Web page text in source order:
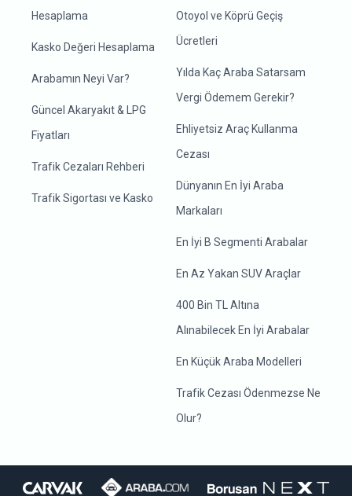
Hesaplama
Kasko Değeri Hesaplama
Arabamın Neyi Var?
Güncel Akaryakıt & LPG
Fiyatları
Trafik Cezaları Rehberi
Trafik Sigortası ve Kasko
Otoyol ve Köprü Geçiş
Ücretleri
Yılda Kaç Araba Satarsam
Vergi Ödemem Gerekir?
Ehliyetsiz Araç Kullanma
Cezası
Dünyanın En İyi Araba
Markaları
En İyi B Segmenti Arabalar
En Az Yakan SUV Araçlar
400 Bin TL Altına
Alınabilecek En İyi Arabalar
En Küçük Araba Modelleri
Trafik Cezası Ödenmezse Ne
Olur?